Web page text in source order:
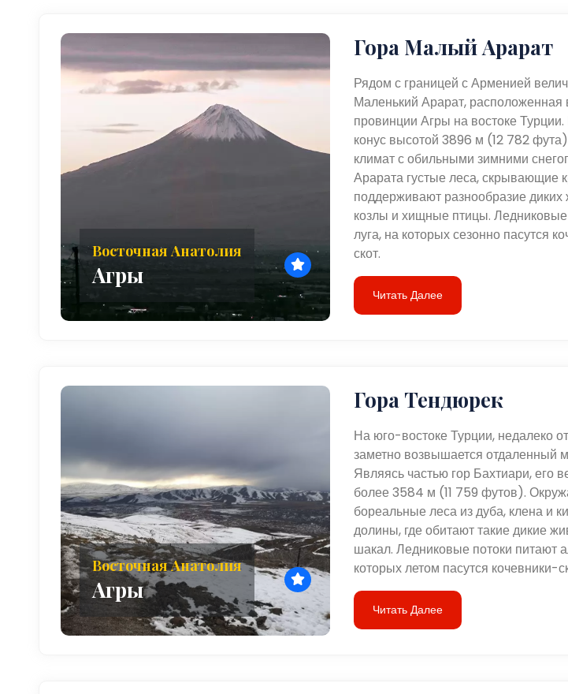
Восточная Анатолия
Агры
Гора Малый Арарат
Рядом с границей с Арменией
Маленький Арарат, расположенная
провинции Агры на востоке
конус высотой 3896 м (12 782
климат с обильными зимними
Арарата густые леса, скрывающие
поддерживают разнообразие диких
козлы и хищные птицы. Ледниковые
луга, на которых сезонно пасутся
скот.
Читать Далее
Восточная Анатолия
Агры
Гора Тендюрек
На юго-востоке Турции, недалеко
заметно возвышается отдаленный
Являясь частью гор Бахтиари, его
более 3584 м (11 759 футов).
бореальные леса из дуба, клена и
долины, где обитают такие дикие
шакал. Ледниковые потоки питают
которых летом пасутся кочевники-
Читать Далее